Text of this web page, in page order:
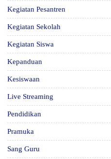
Kegiatan Pesantren
Kegiatan Sekolah
Kegiatan Siswa
Kepanduan
Kesiswaan
Live Streaming
Pendidikan
Pramuka
Sang Guru